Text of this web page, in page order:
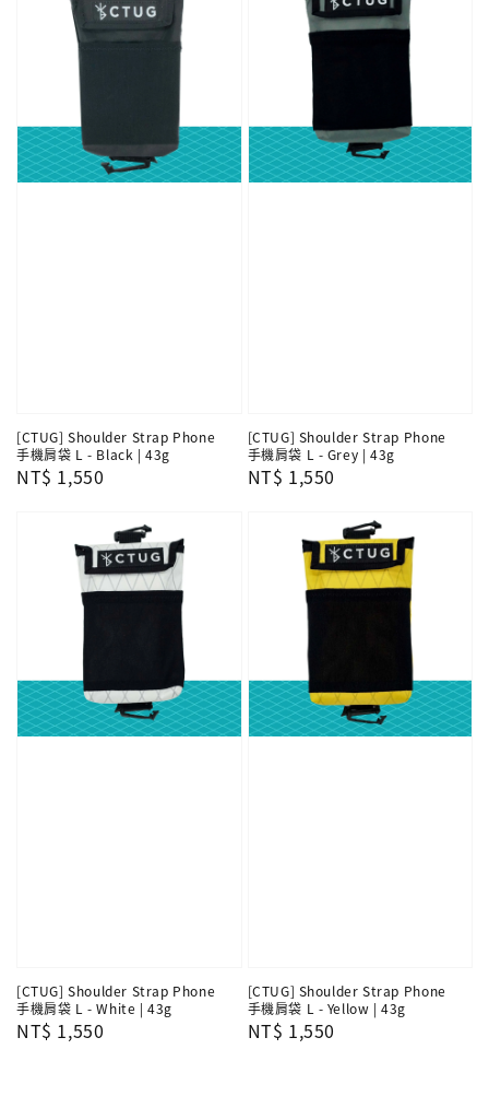
[CTUG] Shoulder Strap Phone
手機肩袋 L - Black | 43g
Regular
NT$ 1,550
[CTUG] Shoulder Strap Phone
手機肩袋 L - Grey | 43g
Regular
NT$ 1,550
[CTUG] Shoulder Strap Phone
手機肩袋 L - White | 43g
Regular
NT$ 1,550
[CTUG] Shoulder Strap Phone
手機肩袋 L - Yellow | 43g
Regular
NT$ 1,550